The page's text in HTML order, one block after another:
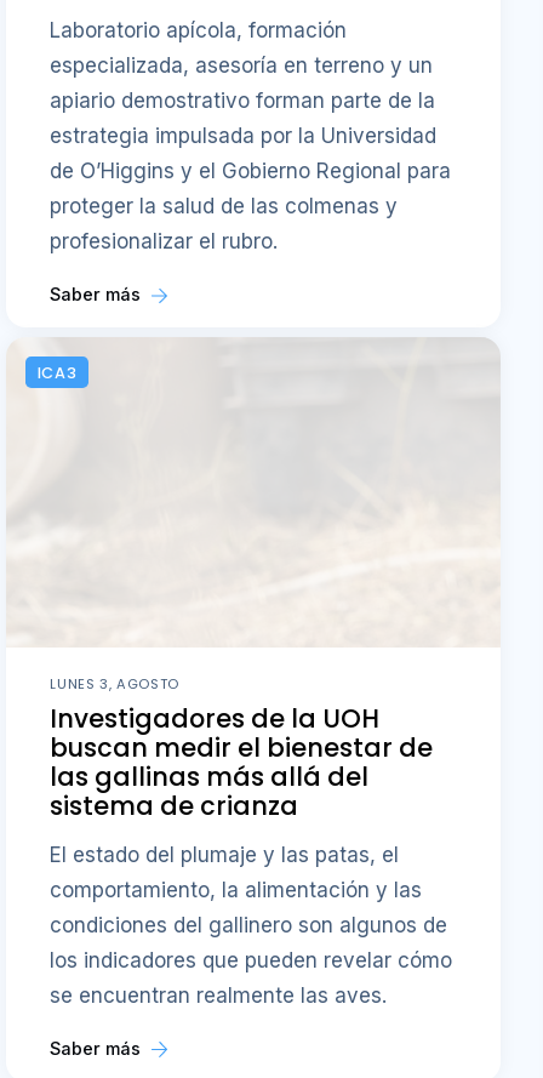
Laboratorio apícola, formación
especializada, asesoría en terreno y un
apiario demostrativo forman parte de la
estrategia impulsada por la Universidad
de O’Higgins y el Gobierno Regional para
proteger la salud de las colmenas y
profesionalizar el rubro.
Saber más
ICA3
LUNES 3, AGOSTO
Investigadores de la UOH
buscan medir el bienestar de
las gallinas más allá del
sistema de crianza
El estado del plumaje y las patas, el
comportamiento, la alimentación y las
condiciones del gallinero son algunos de
los indicadores que pueden revelar cómo
se encuentran realmente las aves.
Saber más